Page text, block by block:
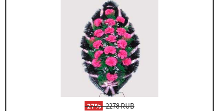
-27%2278 RUB